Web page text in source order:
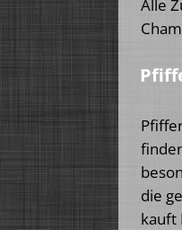
Alle
die
kauft